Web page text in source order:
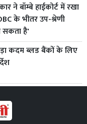
ने बॉम्बे हाईकोर्ट में रखा
के भीतर उप-श्रेणी
सकता है'
कदम ब्लड बैंकों के लिए